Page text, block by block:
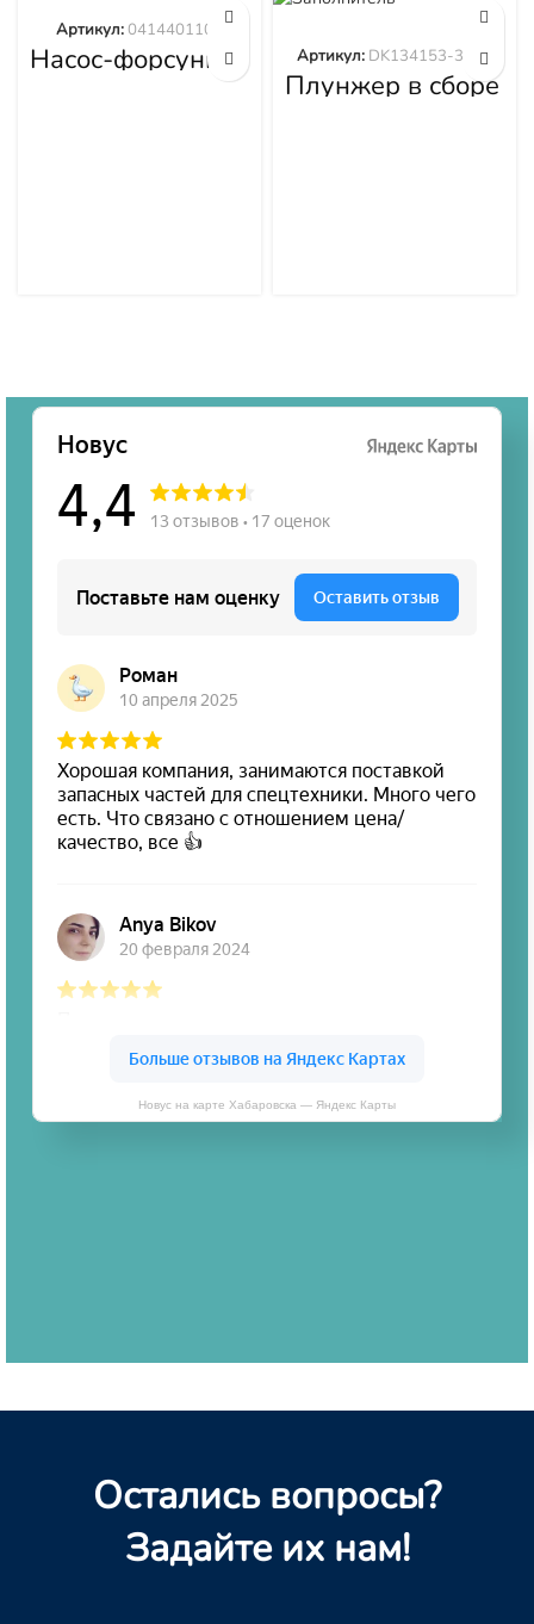
Насос-форсунка
0414401105
Артикул:0414401105
Плунжер в сборе
DK134153-3520
Артикул: DK134153-3520
Новус на карте Хабаровска — Яндекс Карты
Остались вопросы?
Задайте их нам!